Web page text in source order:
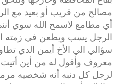
مصالح من قريب أو بعيد مع
أي مطامع لاسمح الله سوي
الرجل يسب ويطعن في زمته
سؤالي الي الأخ أيمن الدي
معروف وأقول له من أين أتيت
لرجل كل دنبه أنه شخصيه